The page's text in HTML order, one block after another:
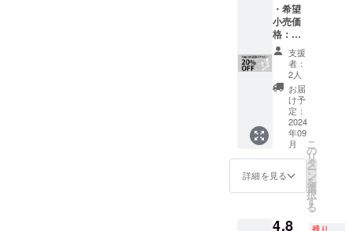
公式HPや
SNSアカウ
ントも日々
更新してい
ますので、
是非遊びに
来てくださ
い！
・希望
小売価
格：
1,240円
（税
込）よ
り
20％OF
F ※日本
語取扱
説明書
及び商
品到着
後1ヶ月
間の交
換保証
Mag
支援
者：
2人
お届
け予
定：
2024
年09
月
詳細を見る
こ
の
リ
タ
ー
ン
を
選
択
す
る
4,8 残り